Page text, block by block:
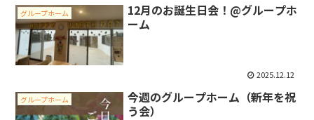
グループホーム
12月のお誕生日会！@グループホ
ーム
2025.12.12
グループホーム
今週のグループホーム（新年を祝
う会）